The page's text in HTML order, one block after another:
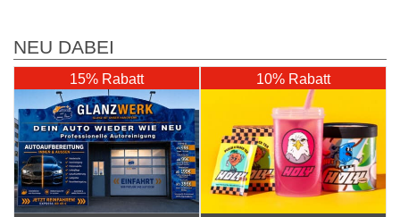
NEU DABEI
15% Rabatt 10% Rabatt